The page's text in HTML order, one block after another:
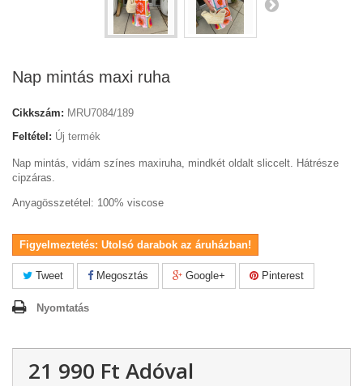
Nap mintás maxi ruha
Cikkszám: MRU7084/189
Feltétel: Új termék
Nap mintás, vidám színes maxiruha, mindkét oldalt sliccelt. Hátrésze
cipzáras.
Anyagösszetétel: 100% viscose
Figyelmeztetés: Utolsó darabok az áruházban!
Tweet Megosztás Google+ Pinterest
Nyomtatás
21 990 Ft‎ Adóval